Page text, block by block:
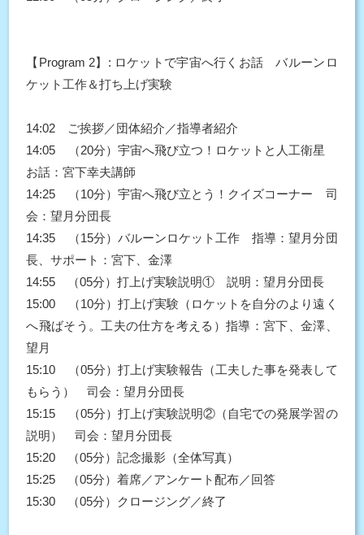
【Program 2】: ロケットで宇宙へ行くお話 バルーンロ
ケット工作＆打ち上げ実験
14:02 ご挨拶／団体紹介／指導者紹介
14:05 （20分）宇宙へ飛び立つ！ロケットと人工衛星
お話：宮下幸夫講師
14:25 （10分）宇宙へ飛び立とう！クイズコーナー 司
会：望月分団長
14:35 （15分）バルーンロケット工作 指導：望月分団
長、サポート：宮下、金澤
14:55 （05分）打上げ実験説明① 説明：望月分団長
15:00 （10分）打上げ実験（ロケットを自分のより遠く
へ飛ばそう。工夫の仕方を考える）指導：宮下、金澤、
望月
15:10 （05分）打上げ実験報告（工夫した事を発表して
もらう） 司会：望月分団長
15:15 （05分）打上げ実験説明②（自宅での発展学習の
説明） 司会：望月分団長
15:20 （05分）記念撮影（全体写真）
15:25 （05分）着席／アンケート配布／回答
15:30 （05分）クロージング／終了